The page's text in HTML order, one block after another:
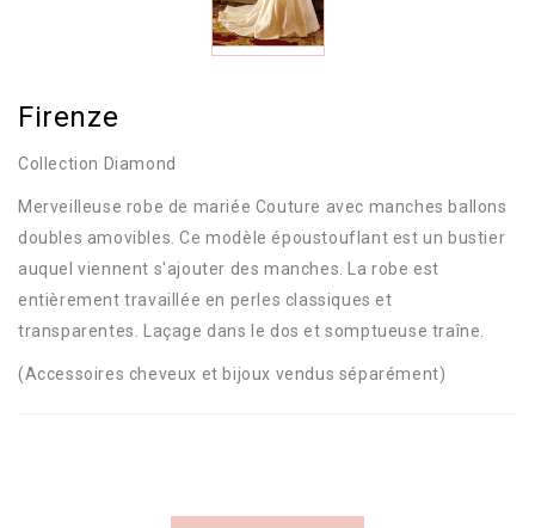
Firenze
Collection Diamond
Merveilleuse robe de mariée Couture avec manches ballons
doubles amovibles. Ce modèle époustouflant est un bustier
auquel viennent s'ajouter des manches. La robe est
entièrement travaillée en perles classiques et
transparentes. Laçage dans le dos et somptueuse traîne.
(Accessoires cheveux et bijoux vendus séparément)